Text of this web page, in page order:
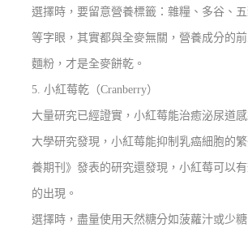
選擇時，要留意營養標籤：雜糧、多谷、
等字眼，其實都與全麥無關，營養成分的
麵粉，才是全麥餅乾。
5. 小紅莓乾（Cranberry）
大量研究已經證實，小紅莓能治癒泌尿道
大學研究發現，小紅莓能抑制乳癌細胞的
養期刊》發表的研究還發現，小紅莓可以
的出現。
選擇時，盡量使用天然糖分如菠蘿汁或少